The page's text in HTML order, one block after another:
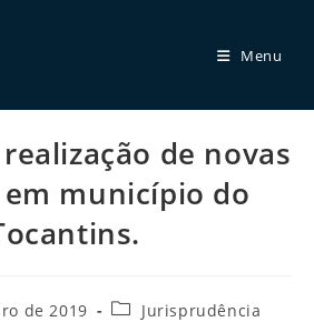
Menu
de novas
município do
de 2019
Categoria
Jurisprudência